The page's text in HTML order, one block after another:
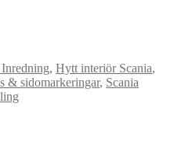
, Hytt interiör Scania,
& sidomarkeringar, Scania